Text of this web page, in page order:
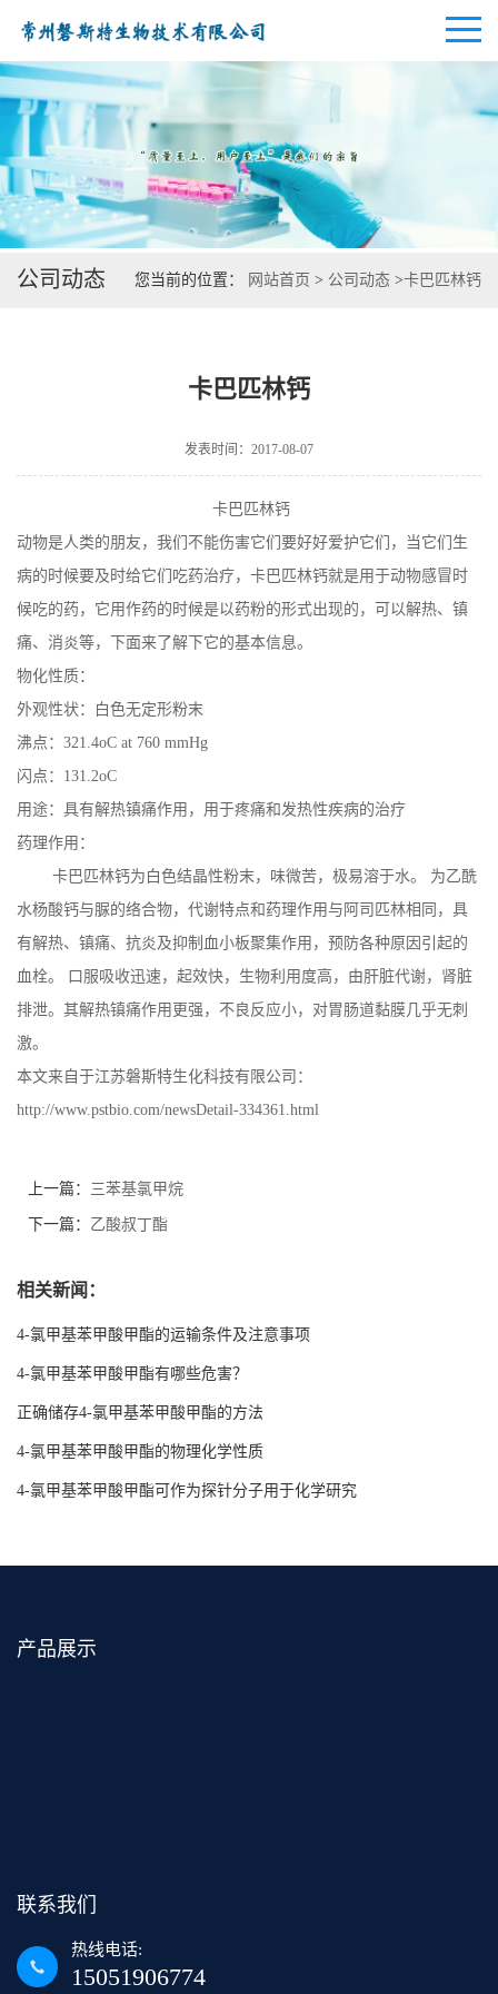
公司首页
公司介绍
公司动态
公司动态 您当前的位置： 网站首页 > 公司动态 >卡巴匹林钙
卡巴匹林钙
发表时间：2017-08-07
卡巴匹林钙
动物是人类的朋友，我们不能伤害它们要好好爱护它们，当它们生
病的时候要及时给它们吃药治疗，卡巴匹林钙就是用于动物感冒时
候吃的药，它用作药的时候是以药粉的形式出现的，可以解热、镇
痛、消炎等，下面来了解下它的基本信息。
物化性质：
外观性状：白色无定形粉末
沸点：321.4oC at 760 mmHg
闪点：131.2oC
用途：具有解热镇痛作用，用于疼痛和发热性疾病的治疗
药理作用：
卡巴匹林钙为白色结晶性粉末，味微苦，极易溶于水。 为乙酰
水杨酸钙与脲的络合物，代谢特点和药理作用与阿司匹林相同，具
有解热、镇痛、抗炎及抑制血小板聚集作用，预防各种原因引起的
血栓。 口服吸收迅速，起效快，生物利用度高，由肝脏代谢，肾脏
排泄。其解热镇痛作用更强，不良反应小，对胃肠道黏膜几乎无刺
激。
本文来自于江苏磐斯特生化科技有限公司：
http://www.pstbio.com/newsDetail-334361.html
上一篇： 三苯基氯甲烷
下一篇： 乙酸叔丁酯
相关新闻：
4-氯甲基苯甲酸甲酯的运输条件及注意事项
4-氯甲基苯甲酸甲酯有哪些危害？
正确储存4-氯甲基苯甲酸甲酯的方法
4-氯甲基苯甲酸甲酯的物理化学性质
4-氯甲基苯甲酸甲酯可作为探针分子用于化学研究
产品展示
联系我们
热线电话:
15051906774